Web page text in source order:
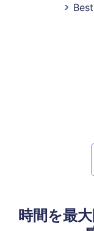
時間を最